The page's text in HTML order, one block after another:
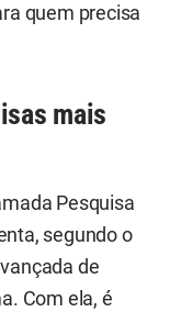
quem precisa
mais
Pesquisa
segundo o
de
Com ela, é